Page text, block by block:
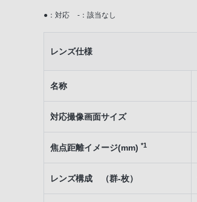
●：対応 -：該当なし
レンズ仕様
名称
対応撮像画面サイズ
焦点距離イメージ(mm) *1
レンズ構成 （群-枚）